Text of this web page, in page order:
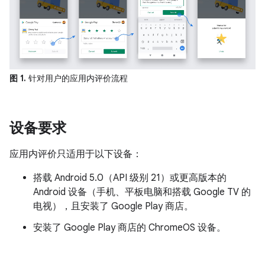
图 1. 针对用户的应用内评价流程
设备要求
应用内评价只适用于以下设备：
搭载 Android 5.0（API 级别 21）或更高版本的
Android 设备（手机、平板电脑和搭载 Google TV 的
电视），且安装了 Google Play 商店。
安装了 Google Play 商店的 ChromeOS 设备。